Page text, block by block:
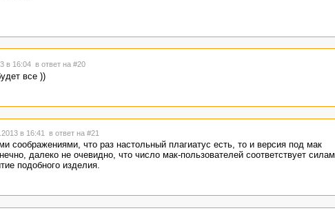
в 16:04 в ответ на #20
все ))
в 16:41 в ответ на #21
соображениями, что раз настольный плагиатус есть, то и версия под мак
далеко не очевидно, что число мак-пользователей соответствует силам
подобного изделия.